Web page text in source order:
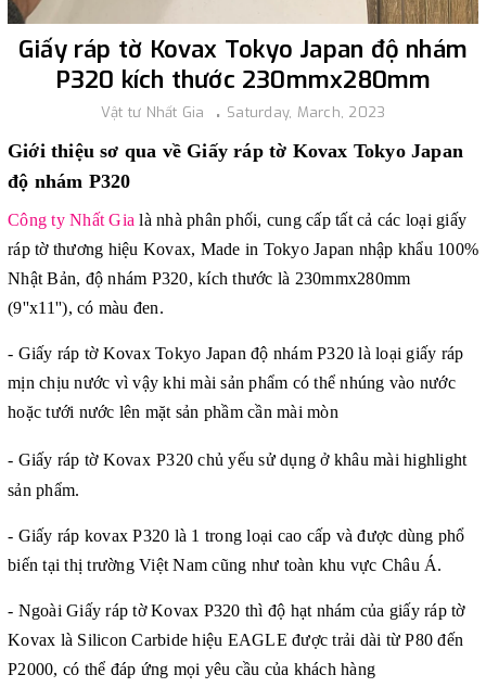
Giấy ráp tờ Kovax Tokyo Japan độ nhám
P320 kích thước 230mmx280mm
Vật tư Nhất Gia Saturday, March, 2023
Giới thiệu sơ qua về Giấy ráp tờ Kovax Tokyo Japan
độ nhám P320
Công ty Nhất Gia là nhà phân phối, cung cấp tất cả các loại giấy
ráp tờ thương hiệu Kovax, Made in Tokyo Japan nhập khẩu 100%
Nhật Bản, độ nhám P320, kích thước là 230mmx280mm
(9''x11''), có màu đen.
- Giấy ráp tờ Kovax Tokyo Japan độ nhám P320 là loại giấy ráp
mịn chịu nước vì vậy khi mài sản phẩm có thể nhúng vào nước
hoặc tưới nước lên mặt sản phầm cần mài mòn
- Giấy ráp tờ Kovax P320 chủ yếu sử dụng ở khâu mài highlight
sản phẩm.
- Giấy ráp kovax P320 là 1 trong loại cao cấp và được dùng phổ
biến tại thị trường Việt Nam cũng như toàn khu vực Châu Á.
- Ngoài Giấy ráp tờ Kovax P320 thì độ hạt nhám của giấy ráp tờ
Kovax là Silicon Carbide hiệu EAGLE được trải dài từ P80 đến
P2000, có thể đáp ứng mọi yêu cầu của khách hàng